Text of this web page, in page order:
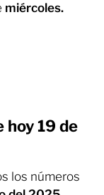
miércoles.
hoy 19 de
los números